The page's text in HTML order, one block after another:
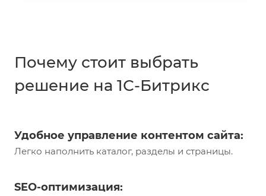
Почему стоит выбрать
решение на 1С-Битрикс
Удобное управление контентом сайта:
Легко наполнить каталог, разделы и страницы.
SEO-оптимизация: